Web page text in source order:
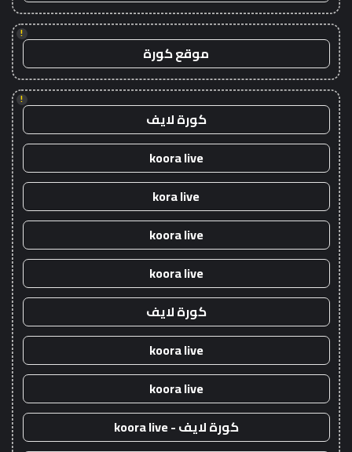
!
موقع كورة
!
كورة لايف
koora live
kora live
koora live
koora live
كورة لايف
koora live
koora live
كورة لايف - koora live